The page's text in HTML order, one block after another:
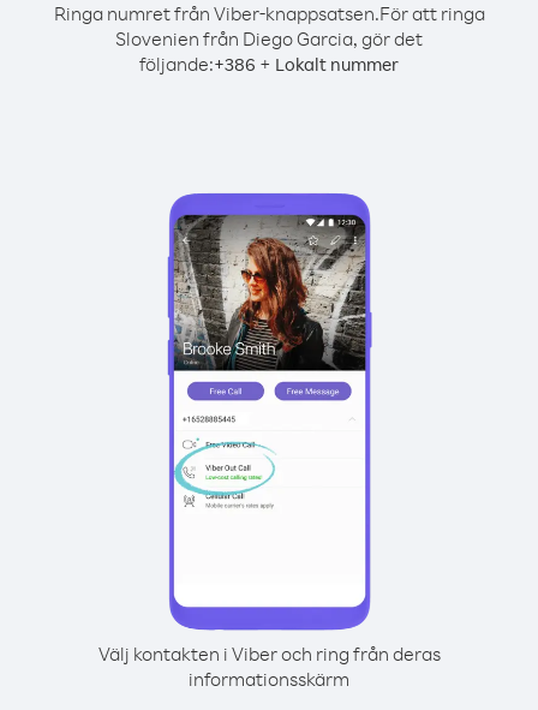
Ringa numret från Viber-knappsatsen.För att ringa
Slovenien från Diego Garcia, gör det
följande:+386 + Lokalt nummer
Välj kontakten i Viber och ring från deras
informationsskärm